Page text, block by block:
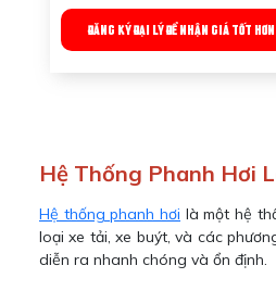
các chi tiết bên trong lọc hơi
Trọng lượng: 200 gram
ĐĂNG KÝ ĐẠI LÝ ĐỂ NHẬN GIÁ TỐT HƠN
Hệ Thống Phanh Hơi
Hệ thống phanh hơi là một hệ
loại xe tải, xe buýt, và các
diễn ra nhanh chóng và ổn định.